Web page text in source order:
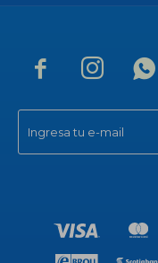
  